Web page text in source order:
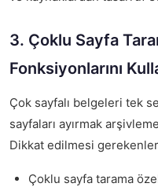
3. Çoklu Sayfa
Fonksiyonlarını
Çok sayfalı belgeleri tek
sayfaları ayırmak
Dikkat edilmesi
Çoklu sayfa tarama